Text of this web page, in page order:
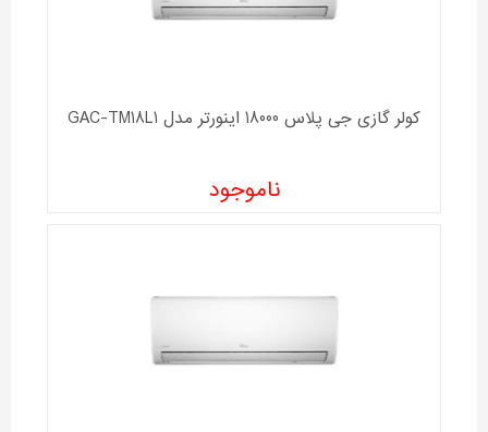
کولر گازی جی پلاس 18000 اینورتر مدل GAC-TM18L1
ناموجود